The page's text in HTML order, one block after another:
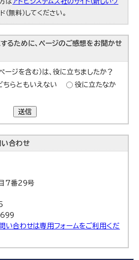
は アドビシステムズ社のサイト（新しいウ
（無料）してください。
るために、ページのご感想をお聞かせ
ージを含む）は、役に立ちましたか？
ちらともいえない
役に立たなか
送信
い合わせ
7番29号
い合わせは専用フォームをご利用くだ